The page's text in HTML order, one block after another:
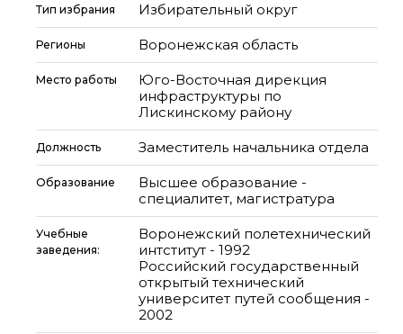
Тип избрания Избирательный округ
Регионы Воронежская область
Место работы
Юго-Восточная дирекция
инфраструктуры по
Лискинскому району
Должность Заместитель начальника отдела
Образование
Высшее образование -
специалитет, магистратура
Учебные
заведения:
Воронежский полетехнический
интститут - 1992
Российский государственный
открытый технический
университет путей сообщения -
2002